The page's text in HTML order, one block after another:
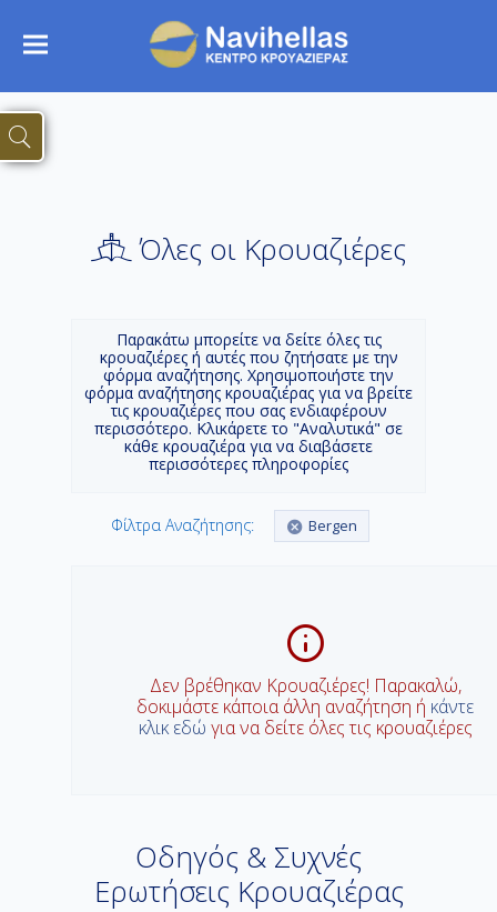
Όλες οι Κρουαζιέρες
Παρακάτω μπορείτε να δείτε όλες τις
κρουαζιέρες ή αυτές που ζητήσατε με την
φόρμα αναζήτησης. Χρησιμοποιήστε την
φόρμα αναζήτησης κρουαζιέρας για να βρείτε
τις κρουαζιέρες που σας ενδιαφέρουν
περισσότερο. Κλικάρετε το "Αναλυτικά" σε
κάθε κρουαζιέρα για να διαβάσετε
περισσότερες πληροφορίες
Φίλτρα Αναζήτησης: Bergen
Δεν βρέθηκαν Κρουαζιέρες! Παρακαλώ,
δοκιμάστε κάποια άλλη αναζήτηση ή κάντε
κλικ εδώ για να δείτε όλες τις κρουαζιέρες
Οδηγός & Συχνές
Ερωτήσεις Κρουαζιέρας